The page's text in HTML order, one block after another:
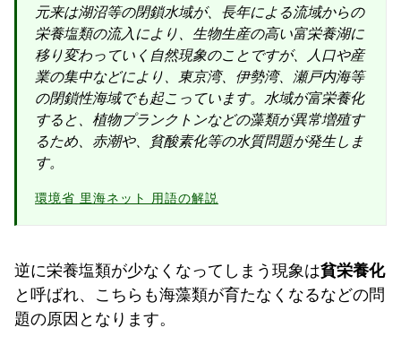
元来は湖沼等の閉鎖水域が、長年による流域からの
栄養塩類の流入により、生物生産の高い富栄養湖に
移り変わっていく自然現象のことですが、人口や産
業の集中などにより、東京湾、伊勢湾、瀬戸内海等
の閉鎖性海域でも起こっています。水域が富栄養化
すると、植物プランクトンなどの藻類が異常増殖す
るため、赤潮や、貧酸素化等の水質問題が発生しま
す。
環境省 里海ネット 用語の解説
逆に栄養塩類が少なくなってしまう現象は貧栄養化
と呼ばれ、こちらも海藻類が育たなくなるなどの問
題の原因となります。